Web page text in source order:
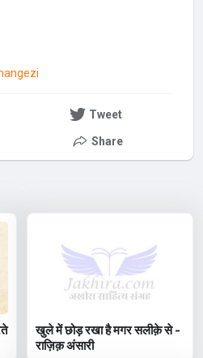
Tweet
Share
खुले में छोड़ रखा है मगर सलीक़े से -
राज़िक़ अंसारी